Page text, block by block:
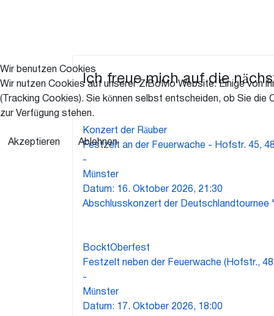
Ich freue mich auf die
16
Okt.
Konzert der Räuber
Festzelt an der Feuerwache - Hofstr. 45,
-
Münster
Datum: 16. Oktober 2026, 21:30
Abschlusskonzert der Deutschlandtournee
BocktOberfest
Festzelt neben der Feuerwache (Hofstr.,
-
Münster
Datum: 17. Oktober 2026, 18:00
Wir benutzen Cookies
Wir nutzen Cookies auf unserer ZiBoMo Website. Einige von
(Tracking Cookies). Sie können selbst entscheiden, ob Sie
zur Verfügung stehen.
Akzeptieren Ablehnen